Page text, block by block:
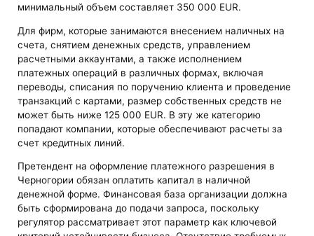
минимальный объем составляет 350 000 EUR.
Для фирм, которые занимаются внесением наличных на
счета, снятием денежных средств, управлением
расчетными аккаунтами, а также исполнением
платежных операций в различных формах, включая
переводы, списания по поручению клиента и проведение
транзакций с картами, размер собственных средств не
может быть ниже 125 000 EUR. В эту же категорию
попадают компании, которые обеспечивают расчеты за
счет кредитных линий.
Претендент на оформление платежного разрешения в
Черногории обязан оплатить капитал в наличной
денежной форме. Финансовая база организации должна
быть сформирована до подачи запроса, поскольку
регулятор рассматривает этот параметр как ключевой